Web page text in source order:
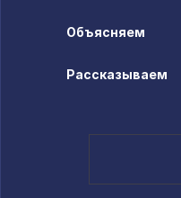
Объясняем
Рассказываем